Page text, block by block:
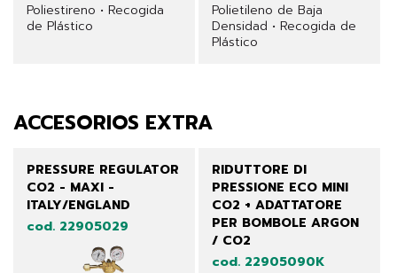
Poliestireno • Recogida
de Plástico
Polietileno de Baja
Densidad • Recogida de
Plástico
ACCESORIOS EXTRA
PRESSURE REGULATOR
CO2 - MAXI -
ITALY/ENGLAND
cod. 22905029
RIDUTTORE DI
PRESSIONE ECO MINI
CO2 + ADATTATORE
PER BOMBOLE ARGON
/ CO2
cod. 22905090K